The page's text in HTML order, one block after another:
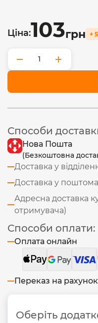
Ціна:103грн +
− +
Способи
Нова Пошта
(Безкоштовна
Доставка у
Доставка у
Адресна доставка
отримувача)
Способи оплати:
Оплата онлайн
Переказ на рахунок
Оберіть